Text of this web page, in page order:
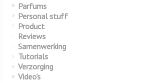
Parfums
Personal stuff
Product
Reviews
Samenwerking
Tutorials
Verzorging
Video's